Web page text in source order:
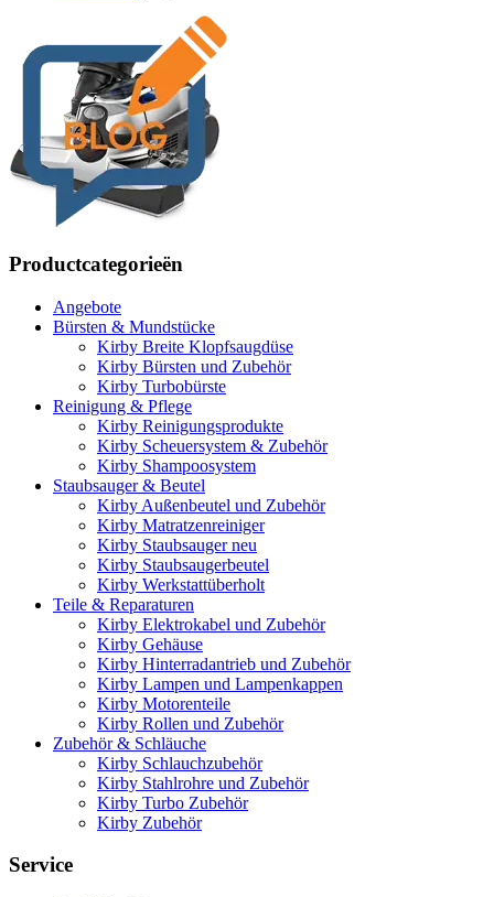
Productcategorieën
Angebote
Bürsten & Mundstücke
Kirby Breite Klopfsaugdüse
Kirby Bürsten und Zubehör
Kirby Turbobürste
Reinigung & Pflege
Kirby Reinigungsprodukte
Kirby Scheuersystem & Zubehör
Kirby Shampoosystem
Staubsauger & Beutel
Kirby Außenbeutel und Zubehör
Kirby Matratzenreiniger
Kirby Staubsauger neu
Kirby Staubsaugerbeutel
Kirby Werkstattüberholt
Teile & Reparaturen
Kirby Elektrokabel und Zubehör
Kirby Gehäuse
Kirby Hinterradantrieb und Zubehör
Kirby Lampen und Lampenkappen
Kirby Motorenteile
Kirby Rollen und Zubehör
Zubehör & Schläuche
Kirby Schlauchzubehör
Kirby Stahlrohre und Zubehör
Kirby Turbo Zubehör
Kirby Zubehör
Service